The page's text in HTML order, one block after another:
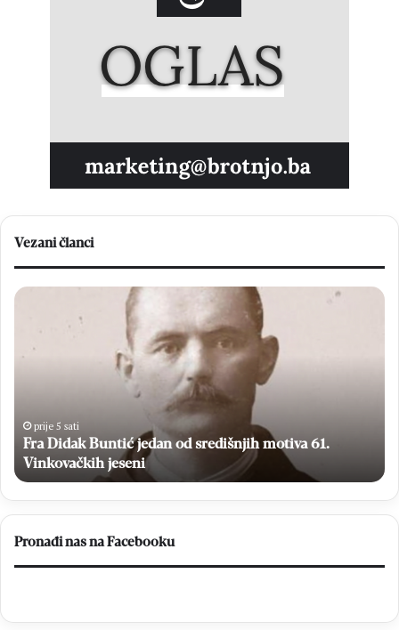
Vezani članci
Fra
jedan
61.
Vinkovačkih
jeseni
prije 5 sati
Fra Didak Buntić jedan od središnjih motiva 61.
Vinkovačkih jeseni
Pronađi nas na Facebooku